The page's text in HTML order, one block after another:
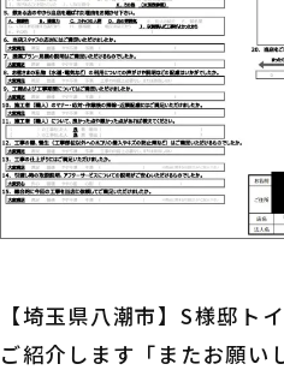
【埼玉県八潮市】S様邸ト
ご紹介します「またお願い